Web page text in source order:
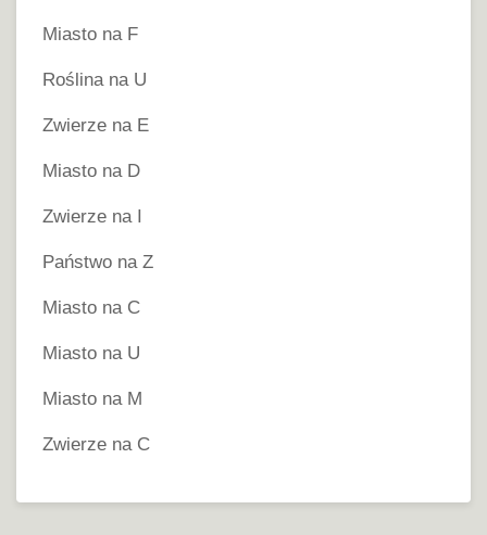
Miasto na F
Roślina na U
Zwierze na E
Miasto na D
Zwierze na I
Państwo na Z
Miasto na C
Miasto na U
Miasto na M
Zwierze na C